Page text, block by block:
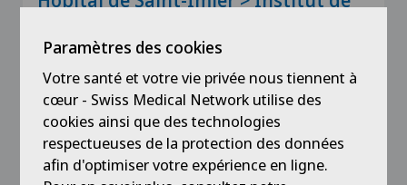
L'Institut deradiologieréunit une équipe de
médecins radiologues spécialisés, offrant
Centres de competence
Institut deRadiologie
Paramètres des cookies
Votre santé et votre vie privée nous tiennent à
cœur - Swiss Medical Network utilise des
cookies ainsi que des technologies
respectueuses de la protection des données
afin d'optimiser votre expérience en ligne.